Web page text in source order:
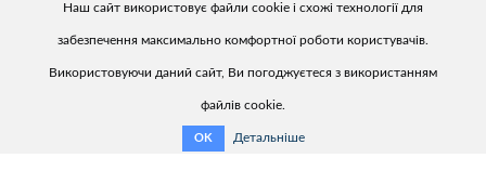
Наш сайт використовує файли cookie і схожі технології для
забезпечення максимально комфортної роботи користувачів.
Використовуючи даний сайт, Ви погоджуєтеся з використанням
файлів cookie.
OK Детальніше